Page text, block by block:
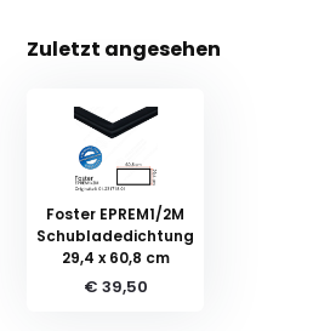
Zuletzt angesehen
Foster EPREM1/2M
Schubladedichtung
29,4 x 60,8 cm
€ 39,50